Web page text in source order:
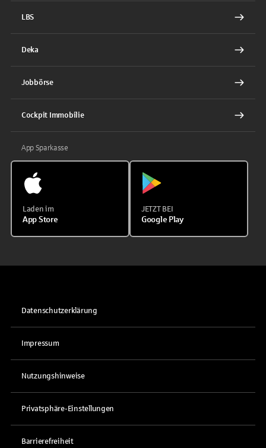
LBS
Deka
Jobbörse
Cockpit Immobilie
App Sparkasse
Laden im
App Store
JETZT BEI
Google Play
Datenschutzerklärung
Impressum
Nutzungshinweise
Privatsphäre-Einstellungen
Barrierefreiheit